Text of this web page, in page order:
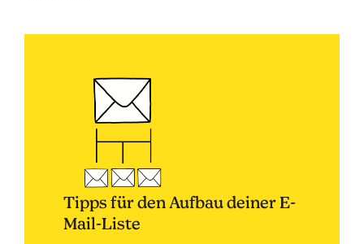
Tipps für den Aufbau deiner E-
Mail-Liste